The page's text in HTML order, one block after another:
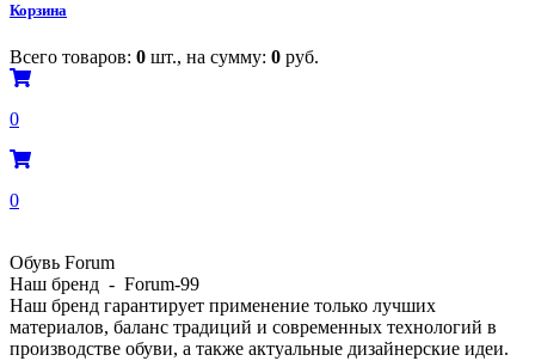
Корзина
Всего товаров: 0 шт., на сумму: 0 руб.
0
0
Обувь Forum
Наш бренд - Forum-99
Наш бренд гарантирует применение только лучших
материалов, баланс традиций и современных технологий в
производстве обуви, а также актуальные дизайнерские идеи.